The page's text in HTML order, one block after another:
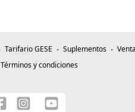
Tarifario GESE Suplementos
Términos y condiciones